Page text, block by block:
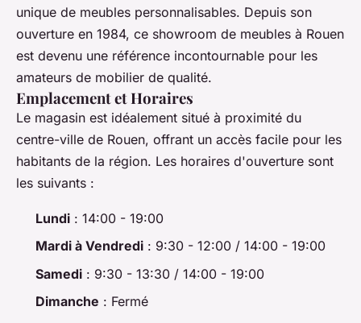
unique de meubles personnalisables. Depuis son
ouverture en 1984, ce showroom de meubles à Rouen
est devenu une référence incontournable pour les
amateurs de mobilier de qualité.
Emplacement et Horaires
Le magasin est idéalement situé à proximité du
centre-ville de Rouen, offrant un accès facile pour les
habitants de la région. Les horaires d'ouverture sont
les suivants :
Lundi : 14:00 - 19:00
Mardi à Vendredi : 9:30 - 12:00 / 14:00 - 19:00
Samedi : 9:30 - 13:30 / 14:00 - 19:00
Dimanche : Fermé